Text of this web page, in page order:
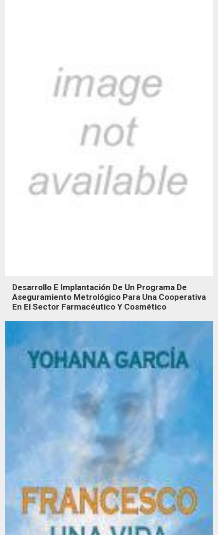
Desarrollo E Implantación De Un Programa De
Aseguramiento Metrológico Para Una Cooperativa
En El Sector Farmacéutico Y Cosmético